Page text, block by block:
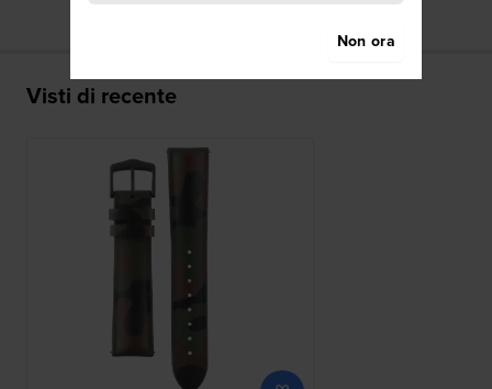
Visti di recente
Non ora